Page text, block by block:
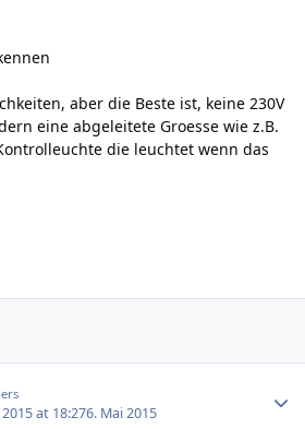
aber die Beste ist, keine 230V
eine abgeleitete Groesse wie z.B.
die leuchtet wenn das
2015 at 18:276. Mai 2015